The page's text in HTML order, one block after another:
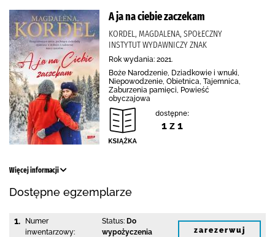
A ja na ciebie zaczekam
KORDEL, MAGDALENA, SPOŁECZNY
INSTYTUT WYDAWNICZY ZNAK
Rok wydania: 2021.
Boże Narodzenie, Dziadkowie i wnuki,
Niepowodzenie, Obietnica, Tajemnica,
Zaburzenia pamięci, Powieść
obyczajowa
dostępne:
1 z 1
Więcej informacji
Dostępne egzemplarze
1.
Numer
inwentarzowy:
Status: Do
wypożyczenia
zarezerwuj